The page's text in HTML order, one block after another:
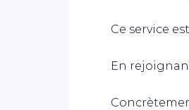
Ce service
En